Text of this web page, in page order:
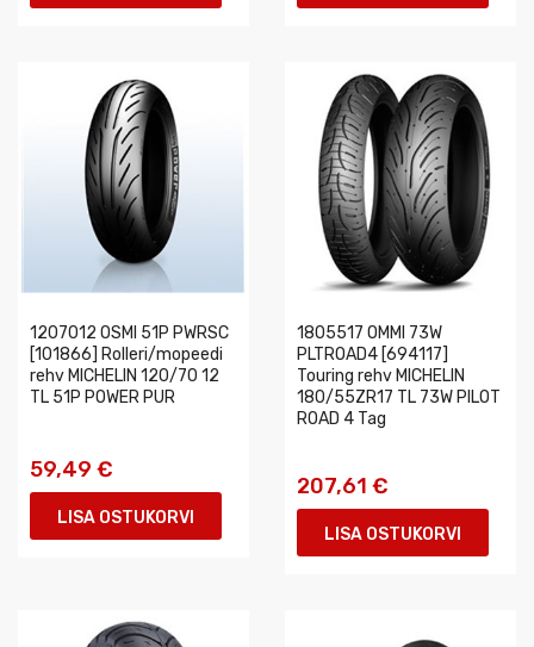
1207012 OSMI 51P PWRSC
[101866] Rolleri/mopeedi
rehv MICHELIN 120/70 12
TL 51P POWER PUR
59,49 €
LISA OSTUKORVI
1805517 OMMI 73W
PLTROAD4 [694117]
Touring rehv MICHELIN
180/55ZR17 TL 73W PILOT
ROAD 4 Tag
207,61 €
LISA OSTUKORVI